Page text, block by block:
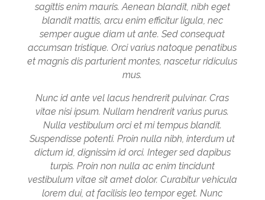
sagittis enim mauris. Aenean blandit, nibh eget
blandit mattis, arcu enim efficitur ligula, nec
semper augue diam ut ante. Sed consequat
accumsan tristique. Orci varius natoque penatibus
et magnis dis parturient montes, nascetur ridiculus
mus.
Nunc id ante vel lacus hendrerit pulvinar. Cras
vitae nisi ipsum. Nullam hendrerit varius purus.
Nulla vestibulum orci et mi tempus blandit.
Suspendisse potenti. Proin nulla nibh, interdum ut
dictum id, dignissim id orci. Integer sed dapibus
turpis. Proin non nulla ac enim tincidunt
vestibulum vitae sit amet dolor. Curabitur vehicula
lorem dui, at facilisis leo tempor eget. Nunc